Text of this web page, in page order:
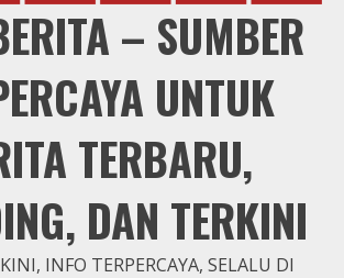
– SUMBER
UNTUK
TERBARU,
DAN TERKINI
INFO TERPERCAYA, SELALU DI